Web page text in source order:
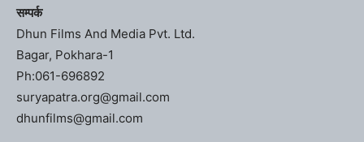
सम्पर्क
Dhun Films And Media Pvt. Ltd.
Bagar, Pokhara-1
Ph:061-696892
suryapatra.org@gmail.com
dhunfilms@gmail.com